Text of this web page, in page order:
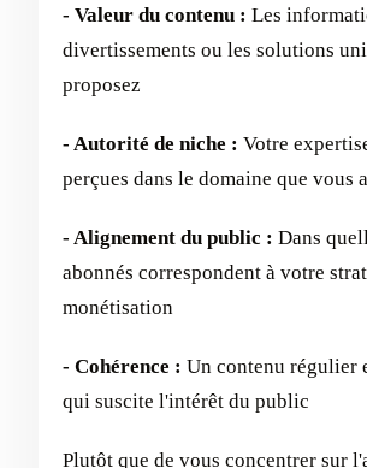
- Valeur du contenu : Les
divertissements ou les solutions
proposez
- Autorité de niche : Votre
perçues dans le domaine que vous
- Alignement du public : Dans
abonnés correspondent à votre
monétisation
- Cohérence : Un contenu régulier
qui suscite l'intérêt du public
Plutôt que de vous concentrer sur